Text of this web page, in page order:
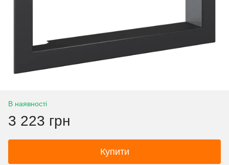
В наявності
3 223 грн
Купити